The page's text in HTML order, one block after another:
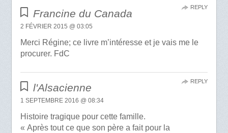
Francine du Canada
2 FÉVRIER 2015 @ 03:05
Merci Régine; ce livre m’intéresse et je vais me le
procurer. FdC
REPLY
l'Alsacienne
1 SEPTEMBRE 2016 @ 08:34
Histoire tragique pour cette famille.
« Après tout ce que son père a fait pour la
REPLY